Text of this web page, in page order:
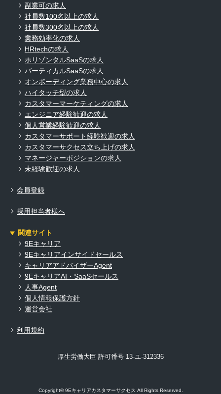
副業可の求人
社員数100名以上の求人
社員数300名以上の求人
業務効率化の求人
HRtechの求人
ホリゾンタルSaaSの求人
バーティカルSaaSの求人
オンボーディング業務中心の求人
ハイタッチ型の求人
カスタマーマーケティングの求人
エンジニア経験歓迎の求人
個人営業経験歓迎の求人
カスタマーサポート経験歓迎の求人
カスタマーサクセス立ち上げの求人
マネージャーポジションの求人
未経験歓迎の求人
会員登録
採用担当者様へ
関連サイト
9Eキャリア
9Eキャリアインサイドセールス
キャリアアドバイザーAgent
9EキャリアAI・SaaSセールス
人事Agent
個人情報保護方針
運営会社
利用規約
厚生労働大臣 許可番号 13-ユ-312336
Copyright© 9Eキャリアカスタマーサクセス All Rights Reserved.